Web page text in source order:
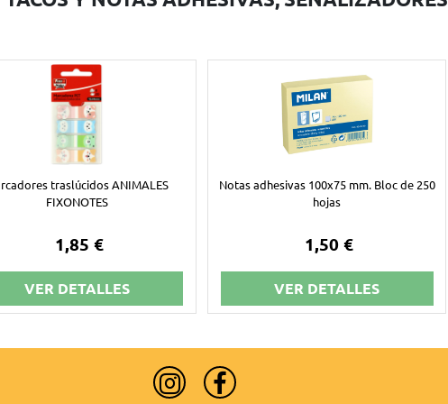
traslúcidos ANIMALES
FIXONOTES
1,85 €
VER DETALLES
Notas adhesivas 100x75 mm. Bloc de 250
hojas
1,50 €
VER DETALLES